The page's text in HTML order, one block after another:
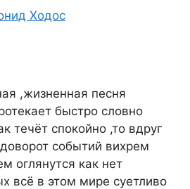
Ходос
,жизненная песня
быстро словно
течёт спокойно ,то вдруг
событий вихрем
оглянутся как нет
всё в этом мире суетливо